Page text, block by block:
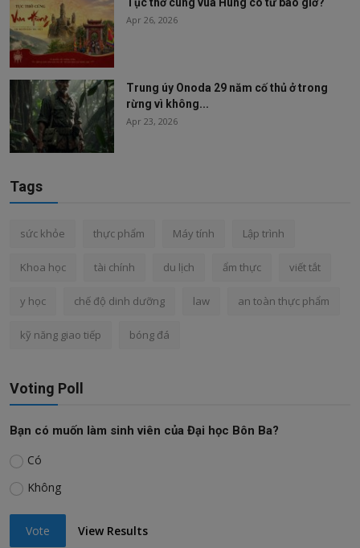
Tục thờ cúng vua Hùng có từ bao giờ?
Apr 26, 2026
Trung úy Onoda 29 năm cố thủ ở trong
rừng vì không...
Apr 23, 2026
Tags
sức khỏe thực phẩm Máy tính Lập trình
Khoa học tài chính du lịch ẩm thực viết tắt
y học chế độ dinh dưỡng law an toàn thực phẩm
kỹ năng giao tiếp bóng đá
Voting Poll
Bạn có muốn làm sinh viên của Đại học Bôn Ba?
Có
Không
Vote View Results